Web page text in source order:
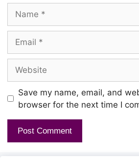
Solladi En Kanmani
Solladi En Kanmani
Nam Kaadhal Kadhaiyai
Azhithadhu Yaar
Nam Aasai Kanavai
Kalaithadhu Yaar
Nam Kruvik Kootai
sidhaithadhu Yaar
Save my name, email, and
browser for the next time I